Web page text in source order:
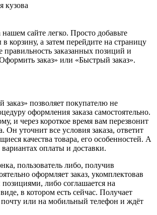
кузова
сайте легко. Просто добавьте
корзину, а затем перейдите на страницу
правильность заказанных позиций и
заказ» или «Быстрый заказ».
позволяет покупателю не
оформления заказа самостоятельно.
и через короткое время вам перезвонит
Он уточнит все условия заказа, ответит
качества товара, его особенностей. А
оплаты и доставки.
пользователь либо, получив
оформляет заказ, укомплектовав
либо соглашается на
в котором есть сейчас. Получает
или на мобильный телефон и ждёт